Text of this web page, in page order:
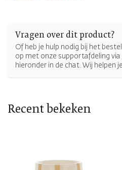
Vragen over dit product?
Of heb je hulp nodig bij het
op met onze supportafdeling via
hieronder in de chat. Wij helpen
Recent bekeken